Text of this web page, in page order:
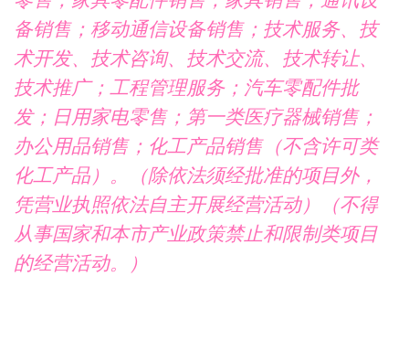
备销售；移动通信设备销售；技术服务、技
术开发、技术咨询、技术交流、技术转让、
技术推广；工程管理服务；汽车零配件批
发；日用家电零售；第一类医疗器械销售；
办公用品销售；化工产品销售（不含许可类
化工产品）。（除依法须经批准的项目外，
凭营业执照依法自主开展经营活动）（不得
从事国家和本市产业政策禁止和限制类项目
的经营活动。）